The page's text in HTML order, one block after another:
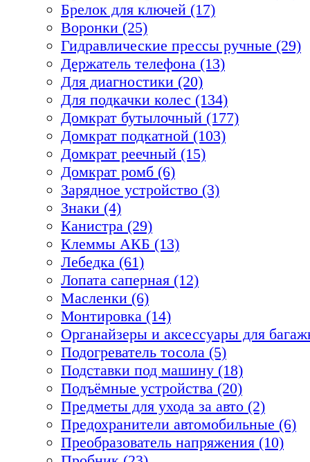
Брелок для ключей (17)
Воронки (25)
Гидравлические прессы ручные (29)
Держатель телефона (13)
Для диагностики (20)
Для подкачки колес (134)
Домкрат бутылочный (177)
Домкрат подкатной (103)
Домкрат реечный (15)
Домкрат ромб (6)
Зарядное устройство (3)
Знаки (4)
Канистра (29)
Клеммы АКБ (13)
Лебедка (61)
Лопата саперная (12)
Масленки (6)
Монтировка (14)
Органайзеры и аксессуары для
Подогреватель тосола (5)
Подставки под машину (18)
Подъёмные устройства (20)
Предметы для ухода за авто (2)
Предохранители автомобильные (6)
Преобразователь напряжения (10)